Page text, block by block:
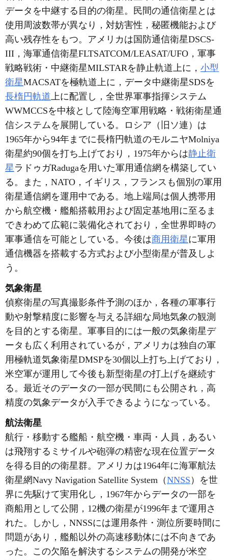
データを中継する目的の衛星。民間の通信衛星とは
使用周波数帯が異なり，対妨害性，秘匿機能および
高い残存性をもつ。アメリカは国防通信衛星DSCS-
III，海軍通信衛星FLTSATCOM/LEASAT/UFO，軍事
戦略戦術・中継衛星MILSTARを静止軌道上に， 小型
衛星MACSATを極軌道上に，データ中継衛星SDSを
長楕円軌道上に配置し，全世界軍事指揮システム
WWMCCSを中核として陸海空軍用戦略・戦術衛星通
信システムを展開している。ロシア（旧ソ連）は
1965年から94年までに長楕円軌道のモルニヤMolniya
衛星約90個を打ち上げており，1975年からは静止衛
星 ラドゥガRadugaを用いた軍用通信網を構築してい
る。また，NATO，イギリス，フランスも個別の軍用
衛星通信網を運用中である。地上端局は個人携帯用
から航空機・艦船搭載用および固定基地用に至るま
できわめて広範に装備化されており，全世界即時の
軍事通信を可能としている。今後は商用衛星に軍用
通信機器を搭載する方式および小型衛星が普及しよ
う。
気象衛星
偵察衛星の写真撮影条件予測のほか，各種の軍事行
動や射撃精度に影響を与える詳細な局地気象の観測
を目的とする衛星。軍事目的には一般の気象衛星デ
ータも広く利用されているが，アメリカは独自の軍
用極軌道気象衛星DMSPを30個以上打ち上げており，
米空軍が運用して今後も新型衛星の打上げを継続す
る。最近そのデータの一部が民間にも公開され，高
精度の気象データが入手できるようになっている。
航法衛星
航行・移動する艦船・航空機・車両・人員，あるい
は飛翔するミサイルや砲弾の精密な現在位置データ
を得る目的の衛星群。アメリカは1964年に海軍航法
衛星網Navy Navigation Satellite System（NNSS ）を世
界に先駆けて実用化し，1967年からデータの一部を
商船用として公開，12機の衛星が1996年まで運用さ
れた。しかし，NNSSには運用条件・測位所要時間に
問題があり，艦船以外の高速移動体には不向きであ
った。この欠陥を解決するシステムの開発が米空